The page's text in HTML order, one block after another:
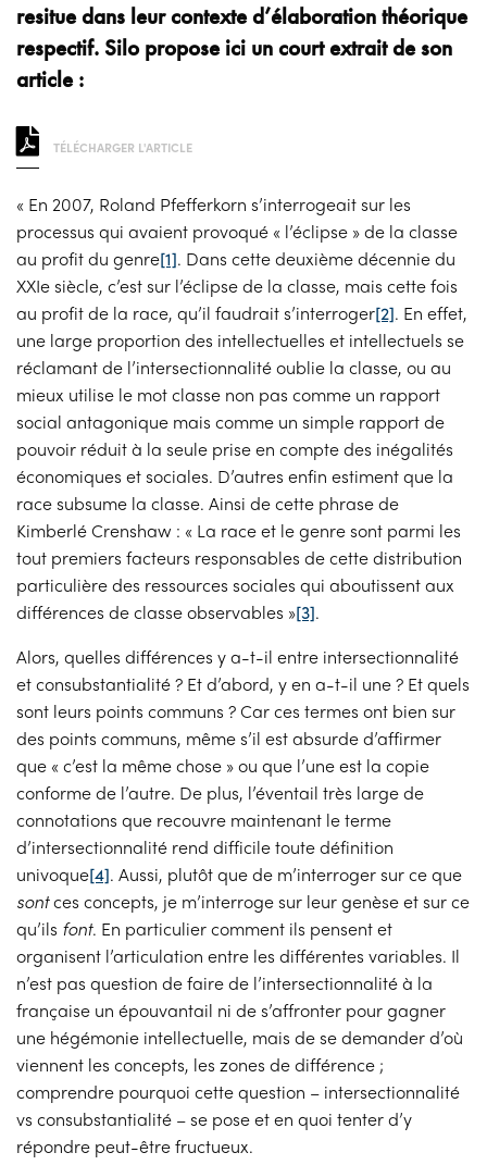
resitue dans leur contexte d’élaboration théorique
respectif. Silo propose ici un court extrait de son
article :
TÉLÉCHARGER L'ARTICLE
« En 2007, Roland Pfefferkorn s’interrogeait sur les
processus qui avaient provoqué « l’éclipse » de la classe
au profit du genre[1]. Dans cette deuxième décennie du
XXIe siècle, c’est sur l’éclipse de la classe, mais cette fois
au profit de la race, qu’il faudrait s’interroger[2]. En effet,
une large proportion des intellectuelles et intellectuels se
réclamant de l’intersectionnalité oublie la classe, ou au
mieux utilise le mot classe non pas comme un rapport
social antagonique mais comme un simple rapport de
pouvoir réduit à la seule prise en compte des inégalités
économiques et sociales. D’autres enfin estiment que la
race subsume la classe. Ainsi de cette phrase de
Kimberlé Crenshaw : « La race et le genre sont parmi les
tout premiers facteurs responsables de cette distribution
particulière des ressources sociales qui aboutissent aux
différences de classe observables »[3].
Alors, quelles différences y a-t-il entre intersectionnalité
et consubstantialité ? Et d’abord, y en a-t-il une ? Et quels
sont leurs points communs ? Car ces termes ont bien sur
des points communs, même s’il est absurde d’affirmer
que « c’est la même chose » ou que l’une est la copie
conforme de l’autre. De plus, l’éventail très large de
connotations que recouvre maintenant le terme
d’intersectionnalité rend difficile toute définition
univoque[4]. Aussi, plutôt que de m’interroger sur ce que
sontces concepts, je m’interroge sur leur genèse et sur ce
qu’ils font. En particulier comment ils pensent et
organisent l’articulation entre les différentes variables. Il
n’est pas question de faire de l’intersectionnalité à la
française un épouvantail ni de s’affronter pour gagner
une hégémonie intellectuelle, mais de se demander d’où
viennent les concepts, les zones de différence ;
comprendre pourquoi cette question – intersectionnalité
vs consubstantialité – se pose et en quoi tenter d’y
répondre peut-être fructueux.